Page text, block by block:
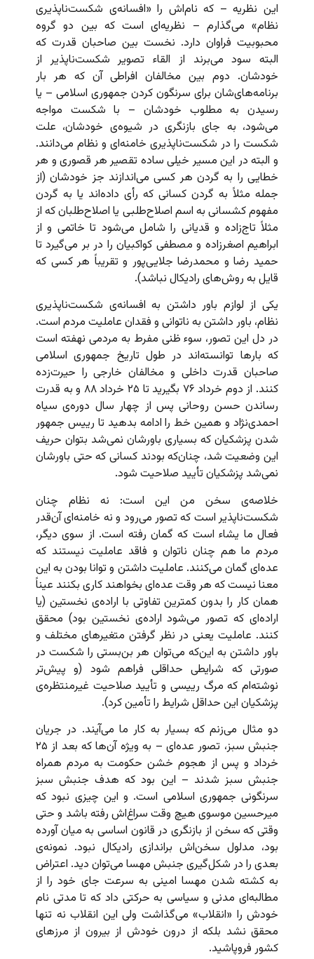
این نظریه – که نام‌اش را «افسانه‌ی شکست‌ناپذیری
نظام» می‌گذارم – نظریه‌ای است که بین دو گروه
محبوبیت فراوان دارد. نخست بین صاحبان قدرت که
البته سود می‌برند از القاء تصویر شکست‌ناپذیر از
خودشان. دوم بین مخالفان افراطی آن که هر بار
برنامه‌های‌شان برای سرنگون کردن جمهوری اسلامی – یا
رسیدن به مطلوب خودشان – با شکست مواجه
می‌شود، به جای بازنگری در شیوه‌ی خودشان، علت
شکست را در شکست‌ناپذیری خامنه‌ای و نظام می‌دانند.
و البته در این مسیر خیلی ساده تقصیر هر قصوری و هر
خطایی را به گردن هر کسی می‌اندازند جز خودشان (از
جمله مثلاً به گردن کسانی که رأی داده‌اند یا به گردن
مفهوم کشسانی به اسم اصلاح‌طلبی یا اصلاح‌طلبان که از
مثلاً تاج‌زاده و قدیانی را شامل می‌شود تا خاتمی و از
ابراهیم اصغرزاده و مصطفی کواکبیان را در بر می‌گیرد تا
حمید رضا و محمدرضا جلایی‌پور و تقریباً هر کسی که
قایل به روش‌های رادیکال نباشد).
یکی از لوازم باور داشتن به افسانه‌ی شکست‌ناپذیری
نظام، باور داشتن به ناتوانی و فقدان عاملیت مردم است.
در دل این تصور، سوء ظنی مفرط به مردمی نهفته است
که بارها توانسته‌اند در طول تاریخ جمهوری اسلامی
صاحبان قدرت داخلی و مخالفان خارجی را حیرت‌زده
کنند. از دوم خرداد ۷۶ بگیرید تا ۲۵ خرداد ۸۸ و به قدرت
رساندن حسن روحانی پس از چهار سال دوره‌ی سیاه
احمدی‌نژاد و همین خط را ادامه بدهید تا رییس جمهور
شدن پزشکیان که بسیاری باورشان نمی‌شد بتوان حریف
این وضعیت شد، چنان‌که بودند کسانی که حتی باورشان
نمی‌شد پزشکیان تأیید صلاحیت شود.
خلاصه‌ی سخن من این است: نه نظام چنان
شکست‌ناپذیر است که تصور می‌رود و نه خامنه‌ای آن‌قدر
فعال ما یشاء است که گمان رفته است. از سوی دیگر،
مردم ما هم چنان ناتوان و فاقد عاملیت نیستند که
عده‌ای گمان می‌کنند. عاملیت داشتن و توانا بودن به این
معنا نیست که هر وقت عده‌ای بخواهند کاری بکنند عیناً
همان کار را بدون کمترین تفاوتی با اراده‌ی نخستین (یا
اراده‌ای که تصور می‌شود اراده‌ی نخستین بود) محقق
کنند. عاملیت یعنی در نظر گرفتن متغیرهای مختلف و
باور داشتن به این‌که می‌توان هر بن‌بستی را شکست در
صورتی که شرایطی حداقلی فراهم شود (و پیش‌تر
نوشته‌ام که مرگ رییسی و تأیید صلاحیت غیرمنتظره‌ی
پزشکیان این حداقل شرایط را تأمین کرد).
دو مثال می‌زنم که بسیار به کار ما می‌آیند. در جریان
جنبش سبز، تصور عده‌ای – به ویژه آن‌ها که بعد از ۲۵
خرداد و پس از هجوم خشن حکومت به مردم همراه
جنبش سبز شدند – این بود که هدف جنبش سبز
سرنگونی جمهوری اسلامی است. و این چیزی نبود که
میرحسین موسوی هیچ وقت سراغ‌اش رفته باشد و حتی
وقتی که سخن از بازنگری در قانون اساسی به میان آورده
بود،‌ مدلول سخن‌اش براندازی رادیکال نبود. نمونه‌ی
بعدی را در شکل‌گیری جنبش مهسا می‌توان دید. اعتراض
به کشته شدن مهسا امینی به سرعت جای خود را از
مطالبه‌ای مدنی و سیاسی به حرکتی داد که تا مدتی نام
خودش را «انقلاب» می‌گذاشت ولی این انقلاب نه تنها
محقق نشد بلکه از درون خودش از بیرون از مرزهای
کشور فروپاشید.